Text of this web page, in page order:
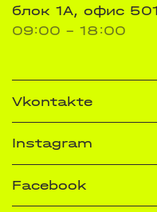
блок 1А, офис 501
09:00 - 18:00
Vkontakte
Instagram
Facebook